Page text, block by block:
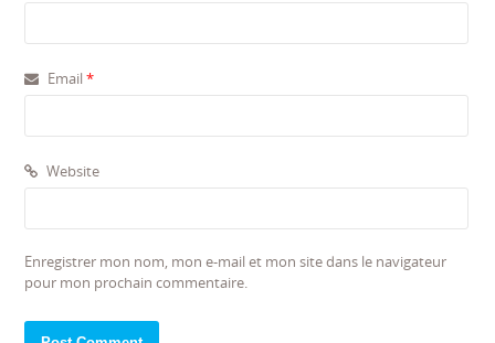
Email*
Website
Enregistrer mon nom, mon e-mail et mon site dans le navigateur
pour mon prochain commentaire.